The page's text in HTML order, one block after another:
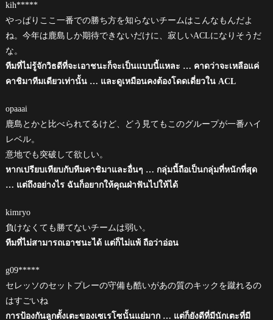
kih*****
やっぱりここ一番での勝ち方を知らないチームはこんなもんだよ
ね。今年は鹿島しか期待できないだけに、寂しいACLになりそうだ
な。
ทีมที่ไม่รู้จักวิธดีที่จะเอาชนะก็จะเป็นแบบนี้แหละ … คาดว่าจะเหลือแค่
คาชิมาทีมเดียวเท่านั้น … และดูเหมือนคงต้องโดดเดี่ยวใน ACL
opaaai
鹿島とかと比べられてるけど、どう見てもこのグループが一番ハイ
レベル。
意地でも突破して欲しい。
หากเปรียบเทียบกับทีมคาชิมาและอื่นๆ … กลุ่มนี้ถือเป็นกลุ่มที่หนักที่สุด
… แต่ถึงอย่างไร ฉันก็อยากให้คุณฝ่าฟันไปให้ได้
kimryo
負けなくても勝てないチームは弱い。
ทีมที่ไม่สามารถเอาชนะได้ แต่ก็ไม่แพ้ ถือว่าอ่อน
g09*****
セレッソのセットプレーの守備も酷いがあの質のキックを蹴れるの
はすごいね
การป้องกันลูกตั้งเตะของเซเรโซนั้นแย่มาก … แต่ก็ยังดีที่มีนักเตะที่มี